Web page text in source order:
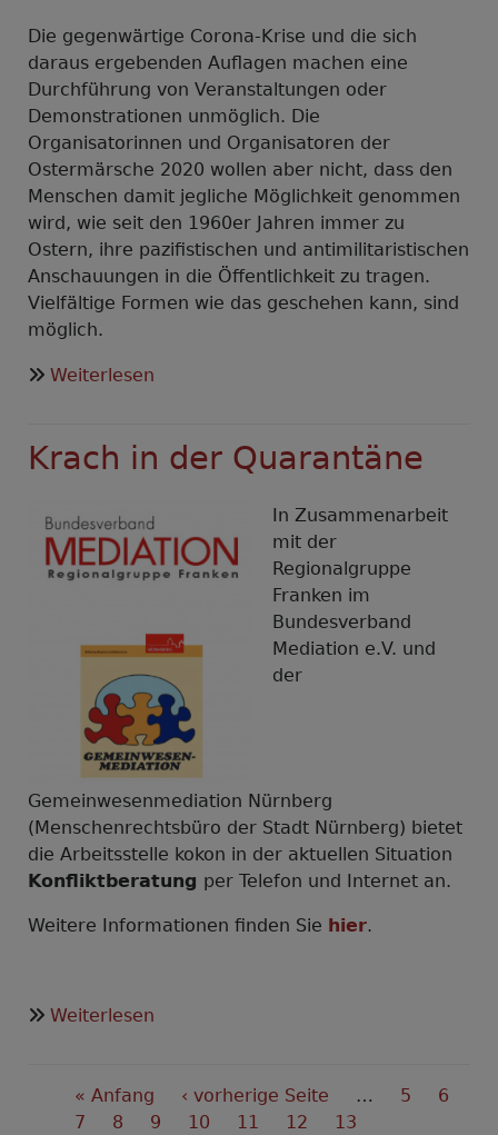
Die gegenwärtige Corona-Krise und die sich
daraus ergebenden Auflagen machen eine
Durchführung von Veranstaltungen oder
Demonstrationen unmöglich. Die
Organisatorinnen und Organisatoren der
Ostermärsche 2020 wollen aber nicht, dass den
Menschen damit jegliche Möglichkeit genommen
wird, wie seit den 1960er Jahren immer zu
Ostern, ihre pazifistischen und antimilitaristischen
Anschauungen in die Öffentlichkeit zu tragen.
Vielfältige Formen wie das geschehen kann, sind
möglich.
Weiterlesen
-
Krach in der Quarantäne
In Zusammenarbeit
mit der
Regionalgruppe
Franken im
Bundesverband
Mediation e.V. und
der
Gemeinwesenmediation Nürnberg
(Menschenrechtsbüro der Stadt Nürnberg) bietet
die Arbeitsstelle kokon in der aktuellen Situation
Konfliktberatung per Telefon und Internet an.
Weitere Informationen finden Sie hier.
Weiterlesen
der
Quarantäne
Seitennummerierung
First
page
« Anfang
Vorherige
Seite
‹ vorherige Seite … Seite
5 Seite
6
Seite
7 Seite
8 Seite
9
Aktuelle
10 Seite
11 Seite
12 Seite
13